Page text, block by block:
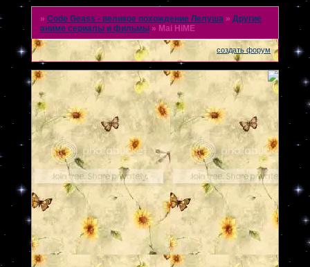
» Code Geass - великое похождение Лелуша » Другие
аниме сериалы и фильмы » Mai HiME
создать форум